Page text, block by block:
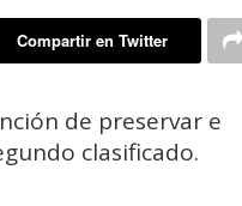
Compartir en Twitter
de preservar e
clasificado.